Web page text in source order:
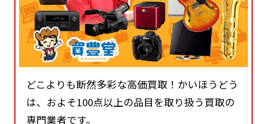
どこよりも断然多彩な高価買取！かいほうどう
は、およそ100点以上の品目を取り扱う買取の
専門業者です。